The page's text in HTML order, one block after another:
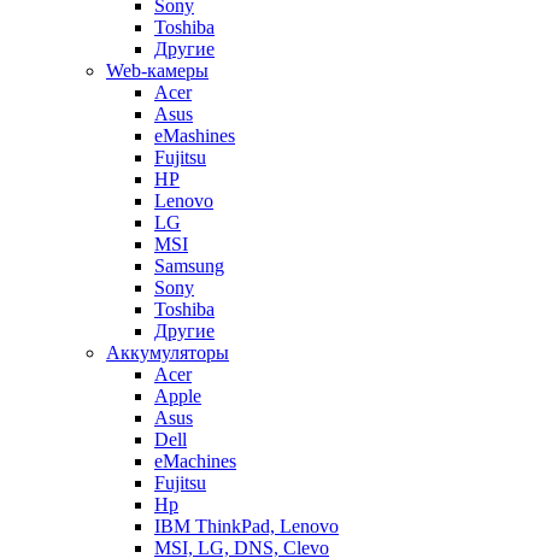
Sony
Toshiba
Другие
Web-камеры
Acer
Asus
eMashines
Fujitsu
HP
Lenovo
LG
MSI
Samsung
Sony
Toshiba
Другие
Аккумуляторы
Acer
Apple
Asus
Dell
eMachines
Fujitsu
Hp
IBM ThinkPad, Lenovo
MSI, LG, DNS, Clevo